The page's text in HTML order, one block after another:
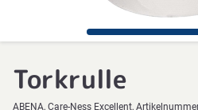
Torkrulle
ABENA Care-Ness Excellent